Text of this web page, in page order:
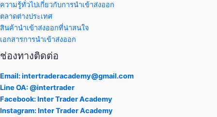
ความรู้ทั่วไปเกี่ยวกับการนำเข้าส่งออก
ตลาดต่างประเทศ
สินค้านำเข้าส่งออกที่น่าสนใจ
เอกสารการนำเข้าส่งออก
ช่องทางติดต่อ
Email: intertraderacademy@gmail.com
Line OA: @intertrader
Facebook: Inter Trader Academy
Instagram: Inter Trader Academy